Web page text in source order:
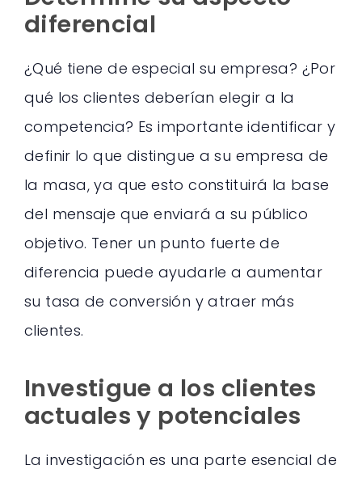
diferencial
¿Qué tiene de especial su empresa? ¿Por
qué los clientes deberían elegir a la
competencia? Es importante identificar y
definir lo que distingue a su empresa de
la masa, ya que esto constituirá la base
del mensaje que enviará a su público
objetivo. Tener un punto fuerte de
diferencia puede ayudarle a aumentar
su tasa de conversión y atraer más
clientes.
Investigue a los clientes
actuales y potenciales
La investigación es una parte esencial de